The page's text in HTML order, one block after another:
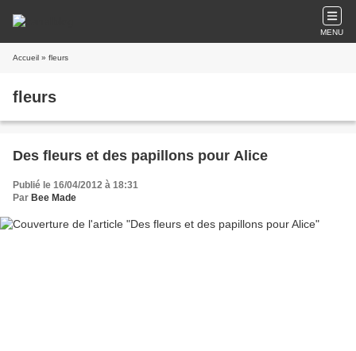
MENU
Accueil » fleurs
fleurs
Des fleurs et des papillons pour Alice
Publié le 16/04/2012 à 18:31
Par Bee Made